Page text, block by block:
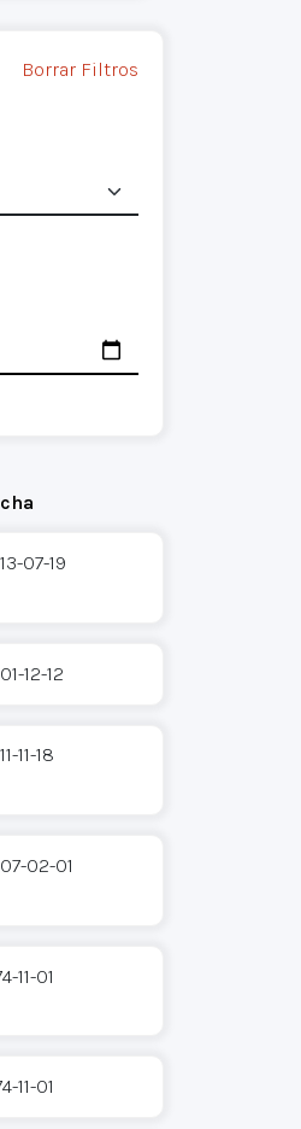
Borrar Filtros
07-19
12-12
11-18
02-01
11-01
11-01